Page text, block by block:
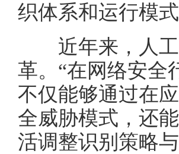
织体系和运行模式
近年来，人工
革。“在网络安全
不仅能够通过在
全威胁模式，还
活调整识别策略